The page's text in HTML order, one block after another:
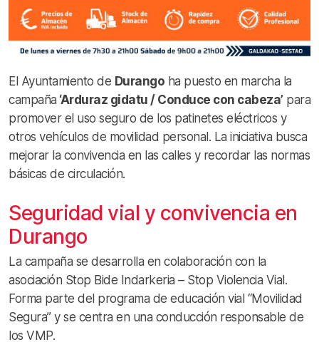
El Ayuntamiento de Durango ha puesto en marcha la
campaña ‘Arduraz gidatu / Conduce con cabeza’ para
promover el uso seguro de los patinetes eléctricos y
otros vehículos de movilidad personal. La iniciativa busca
mejorar la convivencia en las calles y recordar las normas
básicas de circulación.
Seguridad vial y convivencia en
Durango
La campaña se desarrolla en colaboración con la
asociación Stop Bide Indarkeria – Stop Violencia Vial.
Forma parte del programa de educación vial “Movilidad
Segura” y se centra en una conducción responsable de
los VMP.